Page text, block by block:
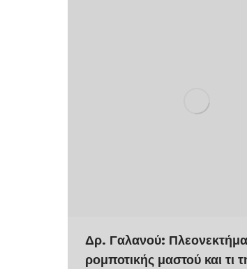
Δρ. Γαλανού:
ρομποτικής μαστού και τι